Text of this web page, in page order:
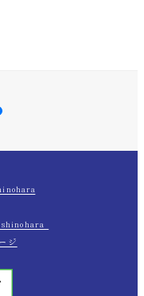
Facebook
ジ